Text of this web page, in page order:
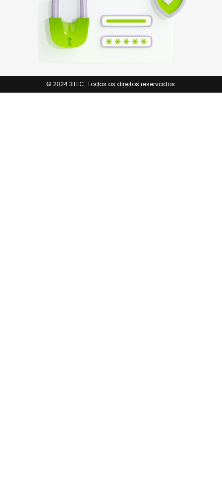
© 2024 3TEC. Todos os direitos reservados.